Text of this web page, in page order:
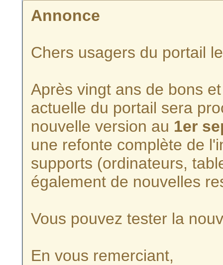
Annonce
Chers usagers du portail
Après vingt ans de bons
actuelle du portail sera
nouvelle version au 1er
une refonte complète de
supports (ordinateurs,
également de nouvelles
Vous pouvez tester la
En vous remerciant,